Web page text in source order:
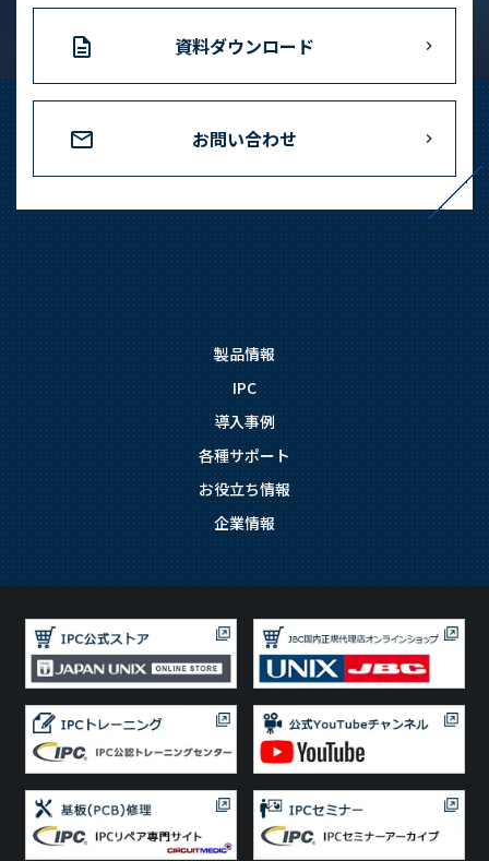
資料ダウンロード
お問い合わせ
製品情報
IPC
導入事例
各種サポート
お役立ち情報
企業情報